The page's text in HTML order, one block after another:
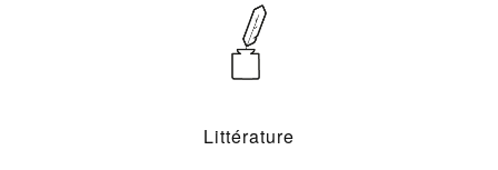
Littérature